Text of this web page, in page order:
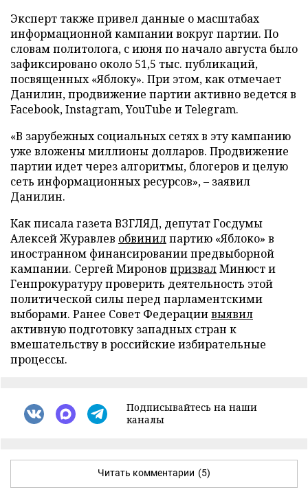
Эксперт также привел данные о масштабах
информационной кампании вокруг партии. По
словам политолога, с июня по начало августа было
зафиксировано около 51,5 тыс. публикаций,
посвященных «Яблоку». При этом, как отмечает
Данилин, продвижение партии активно ведется в
Facebook, Instagram, YouTube и Telegram.
«В зарубежных социальных сетях в эту кампанию
уже вложены миллионы долларов. Продвижение
партии идет через алгоритмы, блогеров и целую
сеть информационных ресурсов», – заявил
Данилин.
Как писала газета ВЗГЛЯД, депутат Госдумы
Алексей Журавлев обвинилпартию «Яблоко» в
иностранном финансировании предвыборной
кампании. Сергей Миронов призвалМинюст и
Генпрокуратуру проверить деятельность этой
политической силы перед парламентскими
выборами. Ранее Совет Федерациивыявил
активную подготовку западных стран к
вмешательству в российские избирательные
процессы.
Подписывайтесь на наши
каналы
Читать комментарии (5)